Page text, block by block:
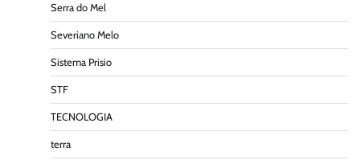
Serra do Mel
Severiano Melo
Sistema Prisio
STF
TECNOLOGIA
terra